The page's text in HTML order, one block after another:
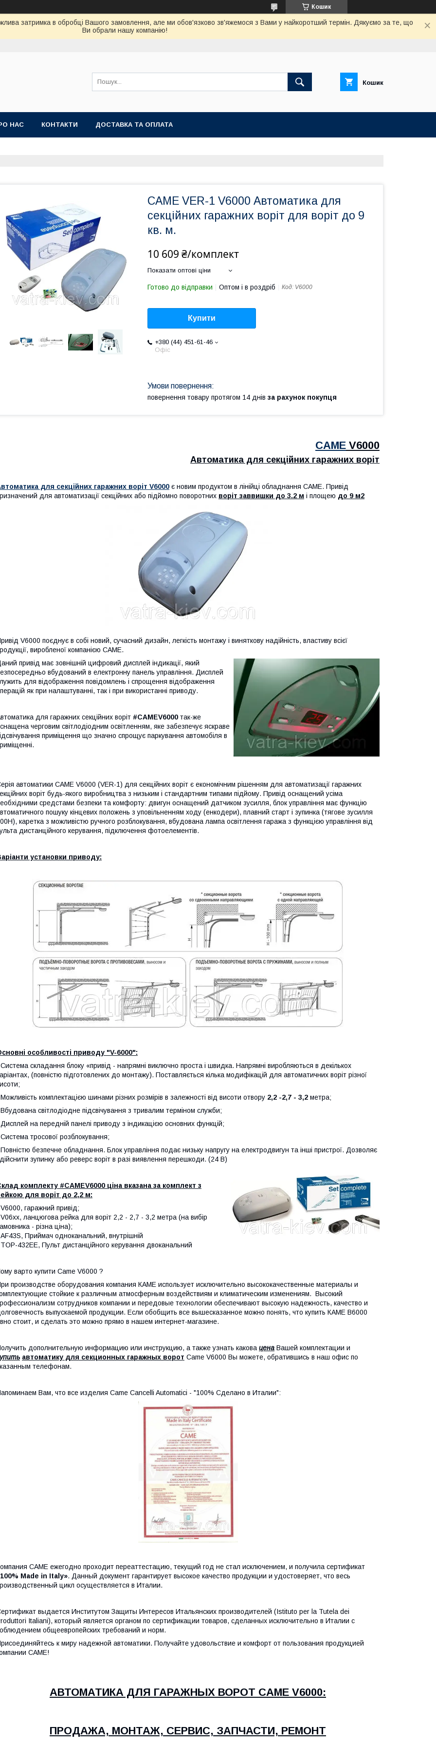
Кошик
затримка в обробці Вашого замовлення, але ми обов'язково зв'яжемося з Вами у найкоротший термін. Дякуємо за те, що
Ви обрали нашу компанію!
Кошик
НАС КОНТАКТИ ДОСТАВКА ТА ОПЛАТА
CAME VER-1 V6000 Автоматика для
секційних гаражних воріт для воріт до 9
кв. м.
10 609 ₴/комплект
Показати оптові ціни
Готово до відправки Оптом і в роздріб Код: V6000
Купити
+380 (44) 451-61-46
Офіс
повернення товару протягом 14 днів за рахунок покупця
CAME V6000
Автоматика для секційних гаражних воріт
для секційних гаражних воріт V6000 є новим продуктом в лінійці обладнання CAME. Привід
для автоматизації секційних або підйомно поворотних воріт заввишки до 3.2 м і площею до 9 м2
V6000 поєднує в собі новий, сучасний дизайн, легкість монтажу і виняткову надійність, властиву всієї
виробленої компанією CAME.
привід має зовнішній цифровий дисплей індикації, який
вбудований в електронну панель управління. Дисплей
для відображення повідомлень і спрощення відображення
як при налаштуванні, так і при використанні приводу.
для гаражних секційних воріт #CAMEV6000 так-же
черговим світлодіодним освітленням, яке забезпечує яскраве
приміщення що значно спрощує паркування автомобіля в
автоматики CAME V6000 (VER-1) для секційних воріт є економічним рішенням для автоматизації гаражних
воріт будь-якого виробництва з низьким і стандартним типами підйому. Привід оснащений усіма
средстами безпеки та комфорту: двигун оснащений датчиком зусилля, блок управління має функцію
пошуку кінцевих положень з уповільненням ходу (енкодери), плавний старт і зупинка (тягове зусилля
каретка з можливістю ручного розблокування, вбудована лампа освітлення гаража з функцією управління від
дистанційного керування, підключення фотоелементів.
установки приводу:
особливості приводу "V-6000":
складання блоку «привід - напрямні виключно проста і швидка. Напрямні виробляються в декількох
(повністю підготовлених до монтажу). Поставляється кілька модифікацій для автоматичних воріт різної
комплектацією шинами різних розмірів в залежності від висоти отвору 2,2 -2,7 - 3,2 метра;
світлодіодне підсвічування з тривалим терміном служби;
на передній панелі приводу з індикацією основних функцій;
тросової розблокування;
безпечне обладнання. Блок управління подає низьку напругу на електродвигун та інші пристрої. Дозволяє
зупинку або реверс воріт в разі виявлення перешкоди. (24 В)
комплекту #CAMEV6000 ціна вказана за комплект з
для воріт до 2,2 м:
гаражний привід;
ланцюгова рейка для воріт 2,2 - 2,7 - 3,2 метра (на вибір
- різна ціна);
Приймач одноканальний, внутрішній
432EE, Пульт дистанційного керування двоканальний
варто купити Came V6000 ?
производстве оборудования компания КАМЕ использует исключительно высококачественные материалы и
стойкие к различным атмосферным воздействиям и климатическим изменениям. Высокий
сотрудников компании и передовые технологии обеспечивают высокую надежность, качество и
выпускаемой продукции. Если обобщить все вышесказанное можно понять, что купить КАМЕ В6000
стоит, и сделать это можно прямо в нашем интернет-магазине.
дополнительную информацию или инструкцию, а также узнать какова цена Вашей комплектации и
автоматику для секционных гаражных ворот Came V6000 Вы можете, обратившись в наш офис по
телефонам.
Вам, что все изделия Came Cancelli Automatici - "100% Сделано в Италии":
CAME ежегодно проходит переаттестацию, текущий год не стал исключением, и получила сертификат
Made in Italy». Данный документ гарантирует высокое качество продукции и удостоверяет, что весь
цикл осуществляется в Италии.
выдается Институтом Защиты Интересов Итальянских производителей (Istituto per la Tutela dei
Italiani), который является органом по сертификации товаров, сделанных исключительно в Италии c
общеевропейских требований и норм.
к миру надежной автоматики. Получайте удовольствие и комфорт от пользования продукцией
CAME!
АВТОМАТИКА ДЛЯ ГАРАЖНЫХ ВОРОТ CAME V6000:
ПРОДАЖА, МОНТАЖ, СЕРВИС, ЗАПЧАСТИ, РЕМОНТ